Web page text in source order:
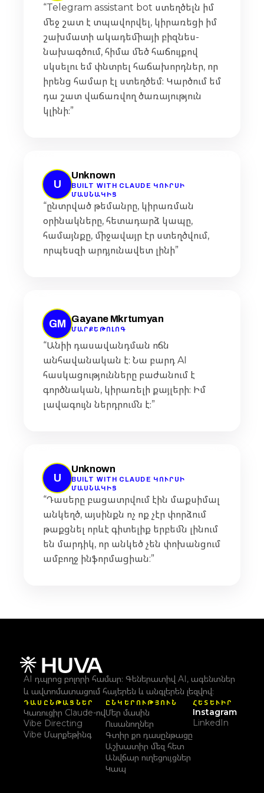
“Telegram assistant bot ստեղծելն իմ
մեջ շատ է տպավորվել, կիրառեցի իմ
շախմատի ակադեմիայի բիզնես-
նախագծում, հիմա մեծ հաճույքով
սկսելու եմ փնտրել հաճախորդներ, որ
իրենց համար էլ ստեղծեմ։ Կարծում եմ
դա շատ վաճառվող ծառայություն
կլինի։”
U
Unknown
BUILT WITH CLAUDE ԿՈՒՐՍԻ
ՄԱՍՆԱԿԻՑ
“ընտրված թեմանրը, կիրառման
օրինակները, հետադարձ կապը,
համայնքը, միջավայր էր ստեղծվում,
որպեսզի արդյունավետ լինի”
GM Gayane Mkrtumyan
ՄԱՐՔԵԹՈԼՈԳ
“Անիի դասավանդման ոճն
անհավանական է։ Նա բարդ AI
հասկացությունները բաժանում է
գործնական, կիրառելի քայլերի։ Իմ
լավագույն ներդրումն է։”
U
Unknown
BUILT WITH CLAUDE ԿՈՒՐՍԻ
ՄԱՍՆԱԿԻՑ
“Դասերը բացատրվում էին մաքսիմալ
անկեղծ, այսինքն ոչ ոք չէր փորձում
թաքցնել որևէ գիտելիք երբեմն լինում
են մարդիկ, որ անկեծ չեն փոխանցում
ամբողջ ինֆորմացիան:”
AI դպրոց բոլորի համար։ Գեներատիվ AI, ագենտներ
և ավտոմատացում հայերեն և անգլերեն լեզվով։
ԴԱՍԸՆԹԱՑՆԵՐ
Կառուցիր Claude-ով
Vibe Directing
Vibe Մարքեթինգ
ԸՆԿԵՐՈՒԹՅՈՒՆ
Մեր մասին
Ուսանողներ
Գտիր քո դասընթացը
Աշխատիր մեզ հետ
Անվճար ուղեցույցներ
Կապ
ՀԵՏԵՒԻՐ
Instagram
LinkedIn